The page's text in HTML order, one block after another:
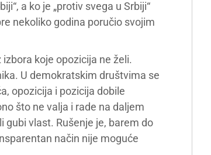
a ko je „protiv svega u Srbiji“
nekoliko godina poručio svojim
koje opozicija ne želi.
U demokratskim društvima se
opozicija i pozicija dobile
što ne valja i rade na daljem
gubi vlast. Rušenje je, barem do
način nije moguće